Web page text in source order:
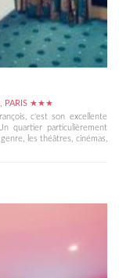
PARIS ★★★
c'est son excellente
quartier particulièrement
les théâtres, cinémas,